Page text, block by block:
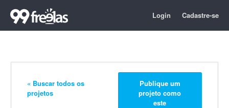
Login Cadastre-se
« Buscar todos os
projetos
Publique um
projeto como
este